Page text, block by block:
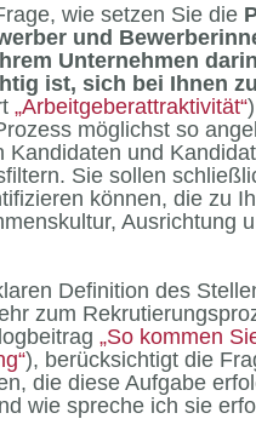
wie setzen Sie die
und
Unternehmen
ist, sich bei Ihnen
„Arbeitgeberattraktivität“
möglichst so
Kandidaten und
Sie sollen
können, die zu
Ausrichtung
Definition des
zum
„So kommen
), berücksichtigt die
die diese Aufgabe
wie spreche ich sie